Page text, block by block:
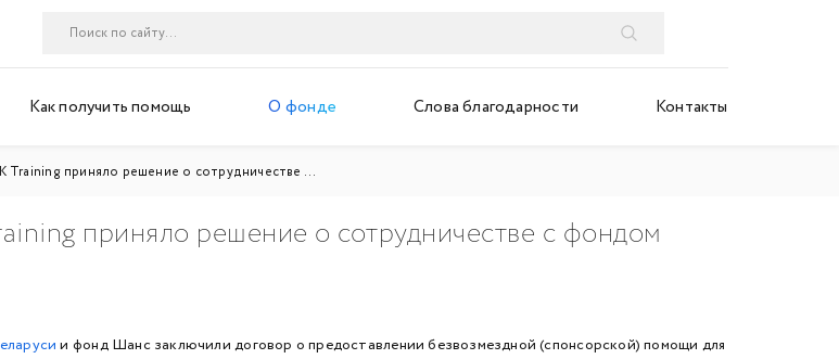
Как получить помощь О фонде Слова благодарности Контакты
Training приняло решение о сотрудничестве ...
приняло решение о сотрудничестве с фондом
и фонд Шанс заключили договор о предоставлении безвозмездной (спонсорской) помощи для